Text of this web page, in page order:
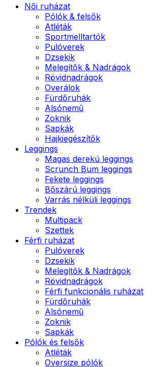
Női ruházat
Pólók & felsők
Atléták
Sportmelltartók
Pulóverek
Dzsekik
Melegítők & Nadrágok
Rövidnadrágok
Overálok
Fürdőruhák
Alsónemű
Zoknik
Sapkák
Hajkiegészítők
Leggings
Magas derekú leggings
Scrunch Bum leggings
Fekete leggings
Bőszárú leggings
Varrás nélküli leggings
Trendek
Multipack
Szettek
Férfi ruházat
Pulóverek
Dzsekik
Melegítők & Nadrágok
Rövidnadrágok
Férfi funkcionális ruházat
Fürdőruhák
Alsónemű
Zoknik
Sapkák
Pólók és felsők
Atléták
Oversize pólók